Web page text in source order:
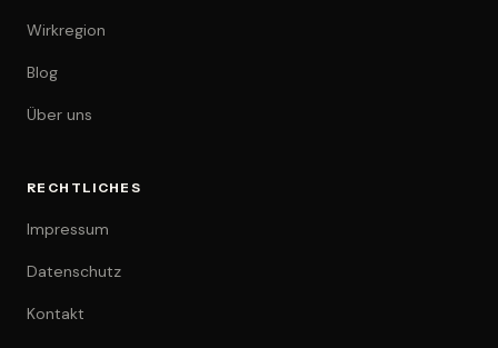
Wirkregion
Blog
Über uns
RECHTLICHES
Impressum
Datenschutz
Kontakt